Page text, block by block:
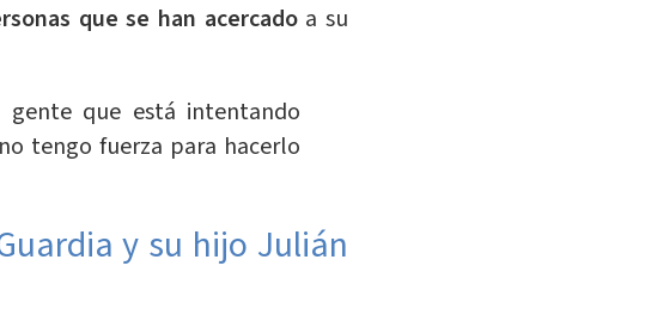
que se han acercadoa su
que está intentando
tengo fuerza para hacerlo
y su hijo Julián